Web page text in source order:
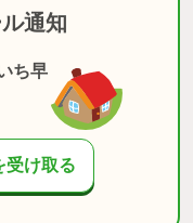
通知
ち早
受け取る